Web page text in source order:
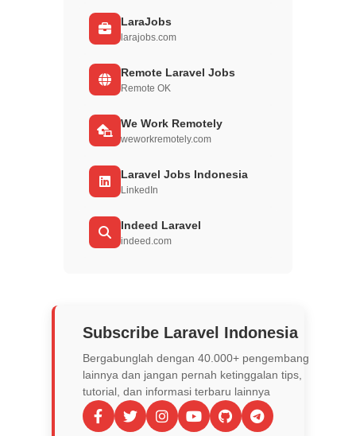
LaraJobs
larajobs.com
Remote Laravel Jobs
Remote OK
We Work Remotely
weworkremotely.com
Laravel Jobs Indonesia
LinkedIn
Indeed Laravel
indeed.com
Subscribe Laravel Indonesia
Bergabunglah dengan 40.000+ pengembang
lainnya dan jangan pernah ketinggalan tips,
tutorial, dan informasi terbaru lainnya